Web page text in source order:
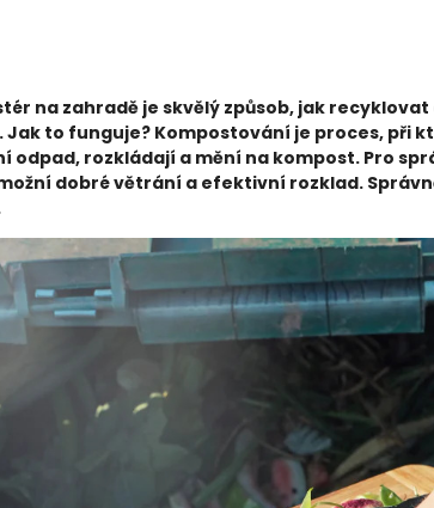
na zahradě je skvělý způsob, jak
Jak to funguje? Kompostování je proces, při
odpad, rozkládají a mění na kompost. Pro
dobré větrání a efektivní rozklad.